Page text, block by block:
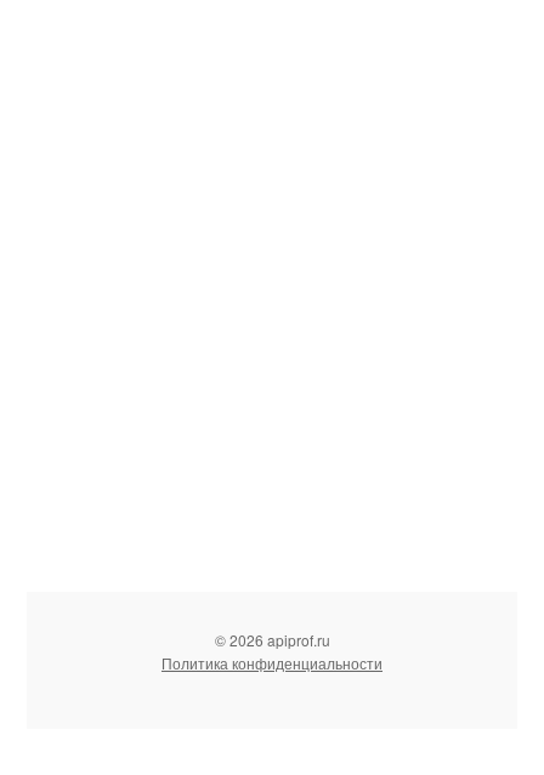
© 2026 apiprof.ru
Политика конфиденциальности